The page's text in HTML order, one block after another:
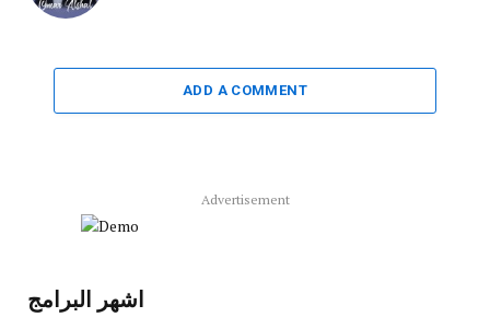
ADD A COMMENT
Advertisement
اشهر البرامج